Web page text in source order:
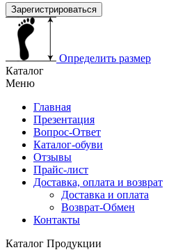
Зарегистрироваться
Определить размер
Каталог
Меню
Главная
Презентация
Вопрос-Ответ
Каталог-обуви
Отзывы
Прайс-лист
Доставка, оплата и возврат
Доставка и оплата
Возврат-Обмен
Контакты
Каталог Продукции